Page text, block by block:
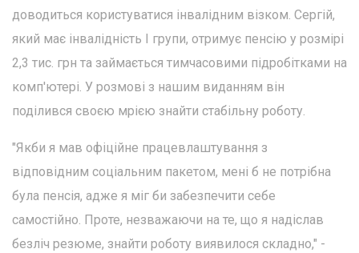
доводиться користуватися інвалідним візком. Сергій,
який має інвалідність I групи, отримує пенсію у розмірі
2,3 тис. грн та займається тимчасовими підробітками на
комп'ютері. У розмові з нашим виданням він
поділився своєю мрією знайти стабільну роботу.
"Якби я мав офіційне працевлаштування з
відповідним соціальним пакетом, мені б не потрібна
була пенсія, адже я міг би забезпечити себе
самостійно. Проте, незважаючи на те, що я надіслав
безліч резюме, знайти роботу виявилося складно," -